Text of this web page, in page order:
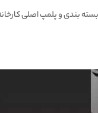
بندی و پلمپ اصلی